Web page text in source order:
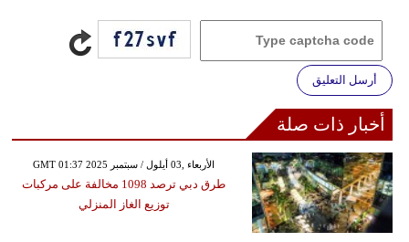
أرسل التعليق
أخبار ذات صلة
GMT 01:37 2025 الأربعاء ,03 أيلول / سبتمبر
طرق دبي ترصد 1098 مخالفة على مركبات
توزيع الغاز المنزلي